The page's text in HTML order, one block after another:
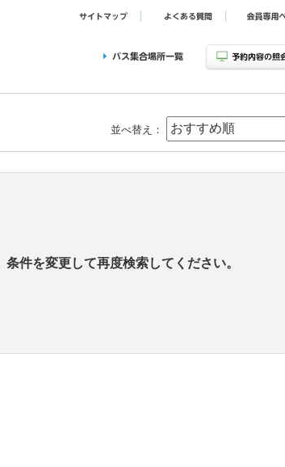
並べ替え：
件を変更して再度検索してください。